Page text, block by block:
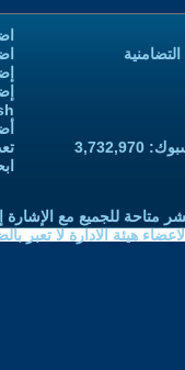
متاحة للجميع مع الإشارة
هيئة الادارة لا تعبر